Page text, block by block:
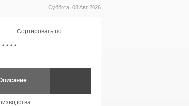
Суббота, 08 Авг 2026
Сортировать по: